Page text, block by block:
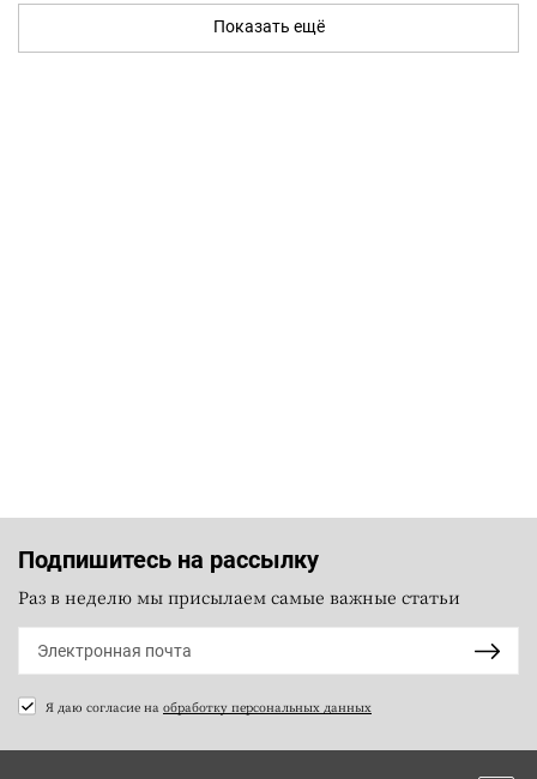
Показать ещё
Подпишитесь на рассылку
Раз в неделю мы присылаем самые важные статьи
Я даю согласие на обработку персональных данных